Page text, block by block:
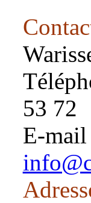
53 72
E-